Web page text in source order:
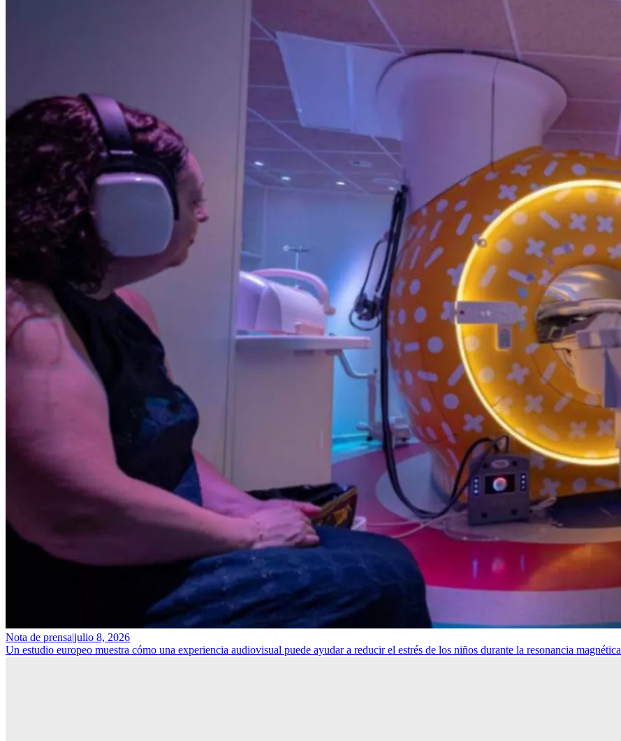
Nota de prensa|julio 8, 2026
Un estudio europeo muestra cómo una experiencia audiovisual puede ayudar a reducir el estrés de los niños durante la resonancia magnética